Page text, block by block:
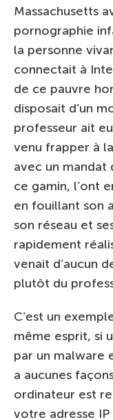
Massachusetts
pornographie
la personne
connectait à
de ce pauvre
disposait d’un
professeur ait
venu frapper à
avec un
ce gamin, l’ont
en fouillant son
son réseau et
rapidement
venait d’aucun
plutôt du
C’est un
même esprit, si
par un malware
a aucunes
ordinateur est
votre adresse